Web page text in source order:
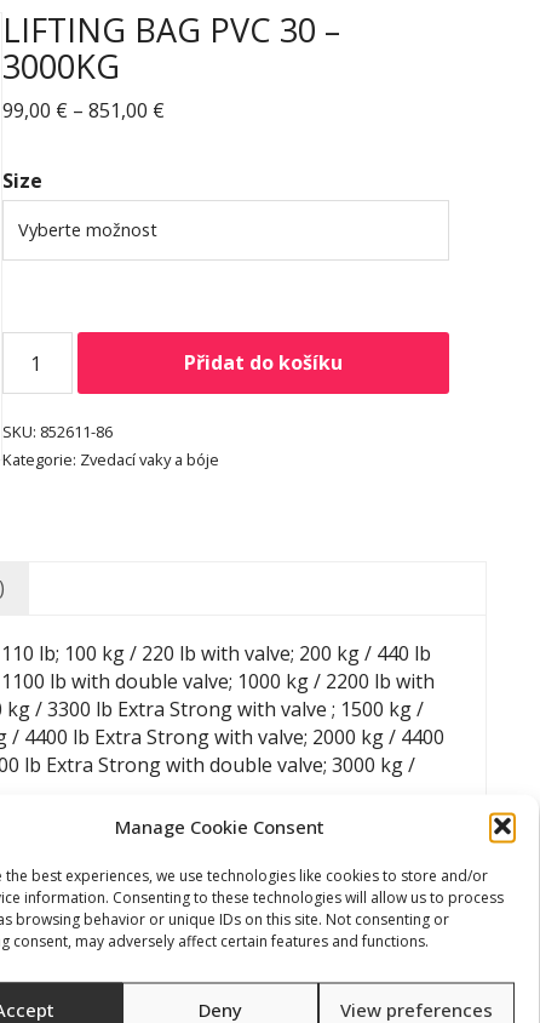
Manage Cookie Consent
best experiences, we use technologies like cookies to store and/or
information. Consenting to these technologies will allow us to process
browsing behavior or unique IDs on this site. Not consenting or
consent, may adversely affect certain features and functions.
Deny View preferences
LIFTING BAG PVC 30 –
3000KG
99,00 € – 851,00 €
Size
Přidat do košíku
SKU: 852611-86
Kategorie: Zvedací vaky a bóje
lb; 100 kg / 220 lb with valve; 200 kg / 440 lb
lb with double valve; 1000 kg / 2200 lb with
/ 3300 lb Extra Strong with valve ; 1500 kg /
4400 lb Extra Strong with valve; 2000 kg / 4400
lb Extra Strong with double valve; 3000 kg /